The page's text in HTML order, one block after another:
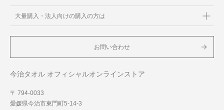
大量購入・法人向けの購入の方は
お問い合わせ
今治タオル オフィシャルオンラインストア
〒 794-0033
愛媛県今治市東門町5-14-3